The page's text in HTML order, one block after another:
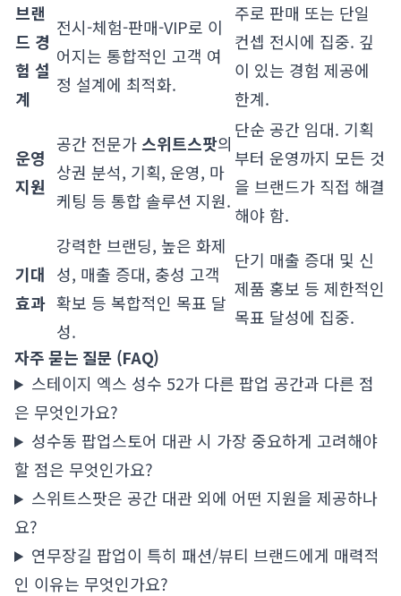
브랜
드 경
험 설
계
전시-체험-판매-VIP로 이
어지는 통합적인 고객 여
정 설계에 최적화.
주로 판매 또는 단일
컨셉 전시에 집중. 깊
이 있는 경험 제공에
한계.
운영
지원
공간 전문가 스위트스팟의
상권 분석, 기획, 운영, 마
케팅 등 통합 솔루션 지원.
단순 공간 임대. 기획
부터 운영까지 모든 것
을 브랜드가 직접 해결
해야 함.
기대
효과
강력한 브랜딩, 높은 화제
성, 매출 증대, 충성 고객
확보 등 복합적인 목표 달
성.
단기 매출 증대 및 신
제품 홍보 등 제한적인
목표 달성에 집중.
자주 묻는 질문 (FAQ)
스테이지 엑스 성수 52가 다른 팝업 공간과 다른 점
은 무엇인가요?
성수동 팝업스토어 대관 시 가장 중요하게 고려해야
할 점은 무엇인가요?
스위트스팟은 공간 대관 외에 어떤 지원을 제공하나
요?
연무장길 팝업이 특히 패션/뷰티 브랜드에게 매력적
인 이유는 무엇인가요?